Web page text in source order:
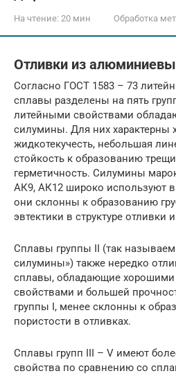
На чтение: 20 мин Обработка
Отливки из
Согласно ГОСТ 1583 – 73
сплавы разделены на пять
литейными свойствами
силумины. Для них характерны
жидкотекучесть, небольшая
стойкость к образованию
герметичность. Силумины
АК9, АК12 широко используют
они склонны к образованию
эвтектики в структуре отливки
Сплавы группы II (так
силумины») также нередко
сплавы, обладающие
свойствами и большей
группы I, менее склонны к
пористости в отливках.
Сплавы групп III – V имеют
свойства по сравнению со